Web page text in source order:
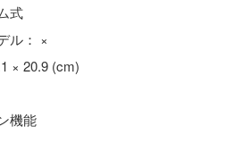
式
ル： ×
× 20.9 (cm)
機能